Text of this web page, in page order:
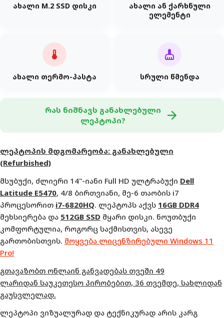
ახალი M.2 SSD დისკი
ახალი ან ქარხნული
ელემენტი
thermostat
ახალი თერმო-პასტა
cleaning_services
სრული წმენდა
რას ნიშნავს განახლებული
ლეპტოპი?
arrow_forward
ლეპტოპის მდგომარეობა: განახლებული
(Refurbished)
მსუბუქი, ძლიერი 14"-იანი Full HD ულტრაბუქი Dell
Latitude E5470, 4/8 ბირთვიანი, მე-6 თაობის i7
პროცესორით i7-6820HQ. ლეპტოპს აქვს 16GB DDR4
მეხსიერება და 512GB SSD მყარი დისკი. ნოუთბუქი
კომფორტულია, როგორც საქმისთვის, ასევე
გართობისთვის. მოყვება ლიცენზირებული Windows 11
Pro!
გთავაზობთ ონლაინ განვადებას თვეში 49
ლარიდან საუკეთესო პირობებით, 36 თვემდე, სახლიდან
გაუსვლელად.
ლეპტოპი ვიზუალურად და ტექნიკურად არის კარგ